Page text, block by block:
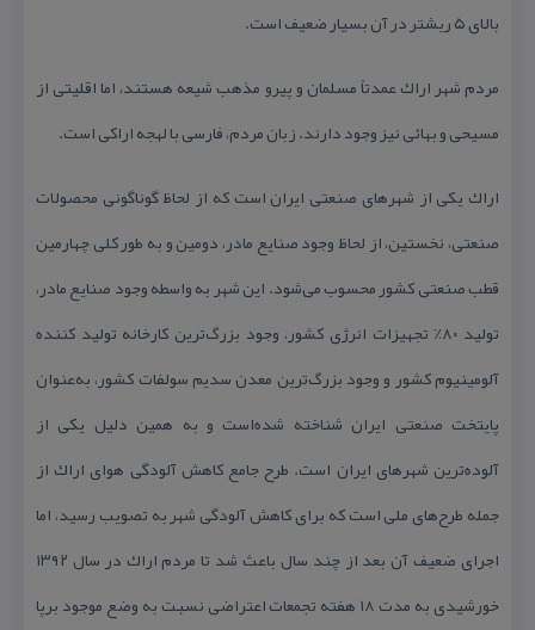
بالای ۵ ریشتر در آن بسیار ضعیف است.
مردم شهر اراك عمدتاً مسلمان و پیرو مذهب شیعه هستند، اما اقلیتی از
مسیحی و بهائی نیز وجود دارند. زبان مردم، فارسی با لهجه اراكی است.
اراك یكی از شهرهای صنعتی ایران است كه از لحاظ گوناگونی محصولات
صنعتی، نخستین، از لحاظ وجود صنایع مادر، دومین و به طور كلی چهارمین
قطب صنعتی كشور محسوب می‌شود. این شهر به واسطه وجود صنایع مادر،
تولید ۸۰٪ تجهیزات انرژی كشور، وجود بزرگ‌ترین كارخانه تولید كننده
آلومینیوم كشور و وجود بزرگ‌ترین معدن سدیم سولفات كشور، به‌عنوان
پایتخت صنعتی ایران شناخته شده‌است و به همین دلیل یكی از
آلوده‌ترین شهرهای ایران است. طرح جامع كاهش آلودگی هوای اراك از
جمله طرح‌های ملی است كه برای كاهش آلودگی شهر به تصویب رسید، اما
اجرای ضعیف آن بعد از چند سال باعث شد تا مردم اراك در سال ۱۳۹۲
خورشیدی به مدت ۱۸ هفته تجمعات اعتراضی نسبت به وضع موجود برپا